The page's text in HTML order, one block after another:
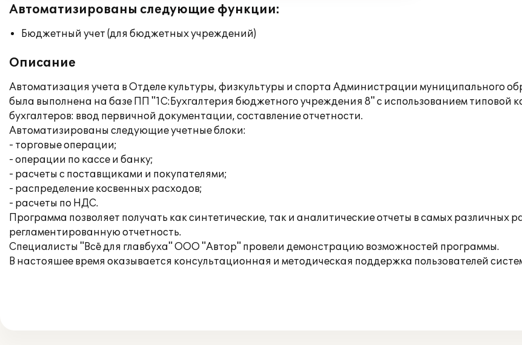
Автоматизированы следующие функции:
Бюджетный учет (для бюджетных учреждений)
Описание
Автоматизация учета в Отделе культуры, физкультуры и спорта Администрации муниципального
была выполнена на базе ПП "1С:Бухгалтерия бюджетного учреждения 8" с использованием типовой
бухгалтеров: ввод первичной документации, составление отчетности.
Автоматизированы следующие учетные блоки:
- торговые операции;
- операции по кассе и банку;
- расчеты с поставщиками и покупателями;
- распределение косвенных расходов;
- расчеты по НДС.
Программа позволяет получать как синтетические, так и аналитические отчеты в самых различных
регламентированную отчетность.
Специалисты "Всё для главбуха" ООО "Автор" провели демонстрацию возможностей программы.
В настояшее время оказывается консультационная и методическая поддержка пользователей